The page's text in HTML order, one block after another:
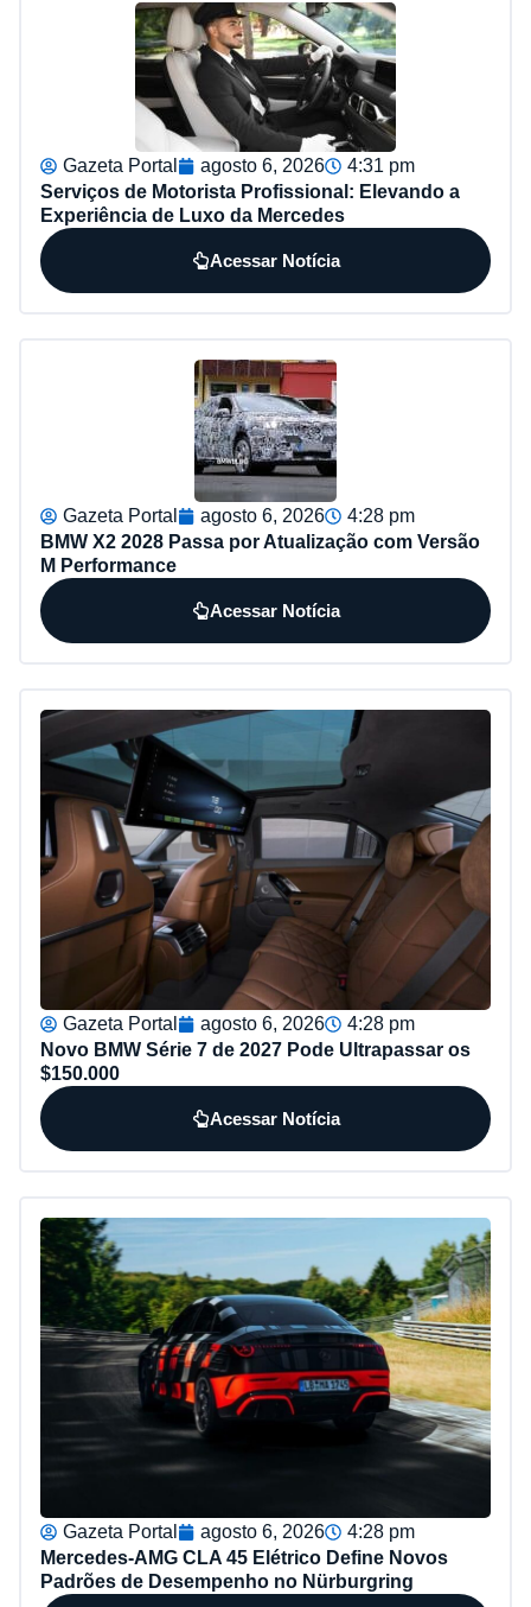
Gazeta Portal agosto 6, 2026
4:31 pm
Serviços de Motorista Profissional: Elevando a
Experiência de Luxo da Mercedes
Acessar Notícia
Gazeta Portal agosto 6, 2026
4:28 pm
BMW X2 2028 Passa por Atualização com Versão
M Performance
Acessar Notícia
Gazeta Portal agosto 6, 2026
4:28 pm
Novo BMW Série 7 de 2027 Pode Ultrapassar os
$150.000
Acessar Notícia
Gazeta Portal agosto 6, 2026
4:28 pm
Mercedes-AMG CLA 45 Elétrico Define Novos
Padrões de Desempenho no Nürburgring